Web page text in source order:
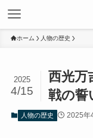
ホーム 人物の歴史
西光万
戦の誓
2025
4/15
人物の歴史 2025年